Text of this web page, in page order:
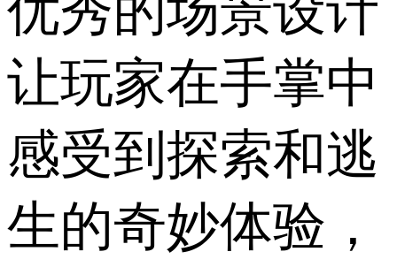
让玩家在手掌中
感受到探索和逃
生的奇妙体验，